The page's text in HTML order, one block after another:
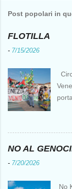
a
n
c
o
e
n
t
o
Post popolari in
FLOTILLA
- 7/15/2026
di
per
le
NO AL
- 7/20/2026
No